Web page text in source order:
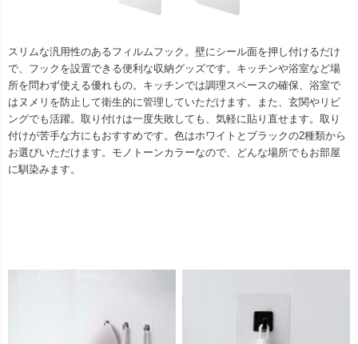
スリムな汎用性のあるフィルムフック。壁にシール面を押し付けるだけ
で、フックを設置できる便利な収納グッズです。キッチンや浴室など場
所を問わず使える優れもの。キッチンでは調理スペースの確保、浴室で
はヌメリを防止して衛生的に管理していただけます。また、玄関やリビ
ングでも活躍。取り付けは一度失敗しても、気軽に貼り直せます。取り
付けが苦手な方にもおすすめです。色はホワイトとブラックの2種類から
お選びいただけます。モノトーンカラーなので、どんな場所でもお部屋
に馴染みます。